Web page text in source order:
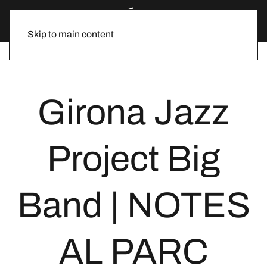
Skip to main content
Girona Jazz
Project Big
Band | NOTES
AL PARC